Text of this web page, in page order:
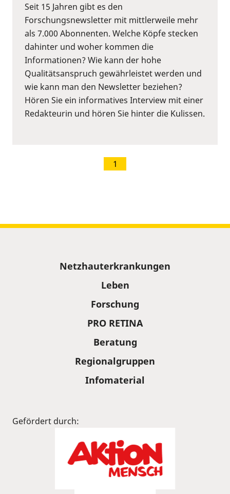
Seit 15 Jahren gibt es den
Forschungsnewsletter mit mittlerweile mehr
als 7.000 Abonnenten. Welche Köpfe stecken
dahinter und woher kommen die
Informationen? Wie kann der hohe
Qualitätsanspruch gewährleistet werden und
wie kann man den Newsletter beziehen?
Hören Sie ein informatives Interview mit einer
Redakteurin und hören Sie hinter die Kulissen.
1
Netzhauterkrankungen
Leben
Forschung
PRO RETINA
Beratung
Regionalgruppen
Infomaterial
Gefördert durch: